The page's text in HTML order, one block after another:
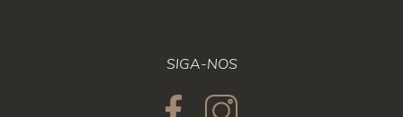
SIGA-NOS